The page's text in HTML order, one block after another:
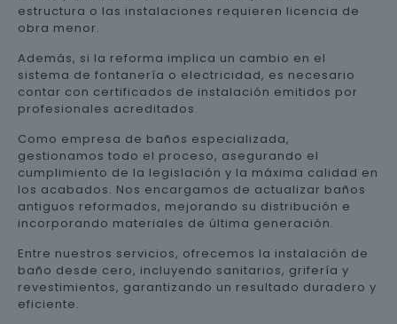
estructura o las instalaciones requieren licencia de
obra menor.
Además, si la reforma implica un cambio en el
sistema de fontanería o electricidad, es necesario
contar con certificados de instalación emitidos por
profesionales acreditados.
Como empresa de baños especializada,
gestionamos todo el proceso, asegurando el
cumplimiento de la legislación y la máxima calidad en
los acabados. Nos encargamos de actualizar baños
antiguos reformados, mejorando su distribución e
incorporando materiales de última generación.
Entre nuestros servicios, ofrecemos la instalación de
baño desde cero, incluyendo sanitarios, grifería y
revestimientos, garantizando un resultado duradero y
eficiente.